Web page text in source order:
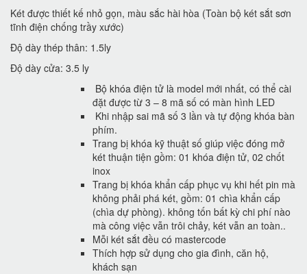
Két được thiết kế nhỏ gọn, màu sắc hài hòa (Toàn bộ két sắt sơn
tĩnh điện chống trầy xước)
Độ dày thép thân: 1.5ly
Độ dày cửa: 3.5 ly
Bộ khóa điện tử là model mới nhất, có thể cài
đặt được từ 3 – 8 mã số có màn hình LED
Khi nhập sai mã số 3 lần và tự động khóa bàn
phím.
Trang bị khóa kỹ thuật số giúp việc đóng mở
két thuận tiện gồm: 01 khóa điện tử, 02 chốt
inox
Trang bị khóa khẩn cấp phục vụ khi hết pin mà
không phải phá két, gồm: 01 chìa khẩn cấp
(chìa dự phòng). không tốn bất kỳ chi phí nào
mà công việc vẫn trôi chảy, két vẫn an toàn..
Mỗi két sắt đều có mastercode
Thích hợp sử dụng cho gia đình, căn hộ,
khách sạn